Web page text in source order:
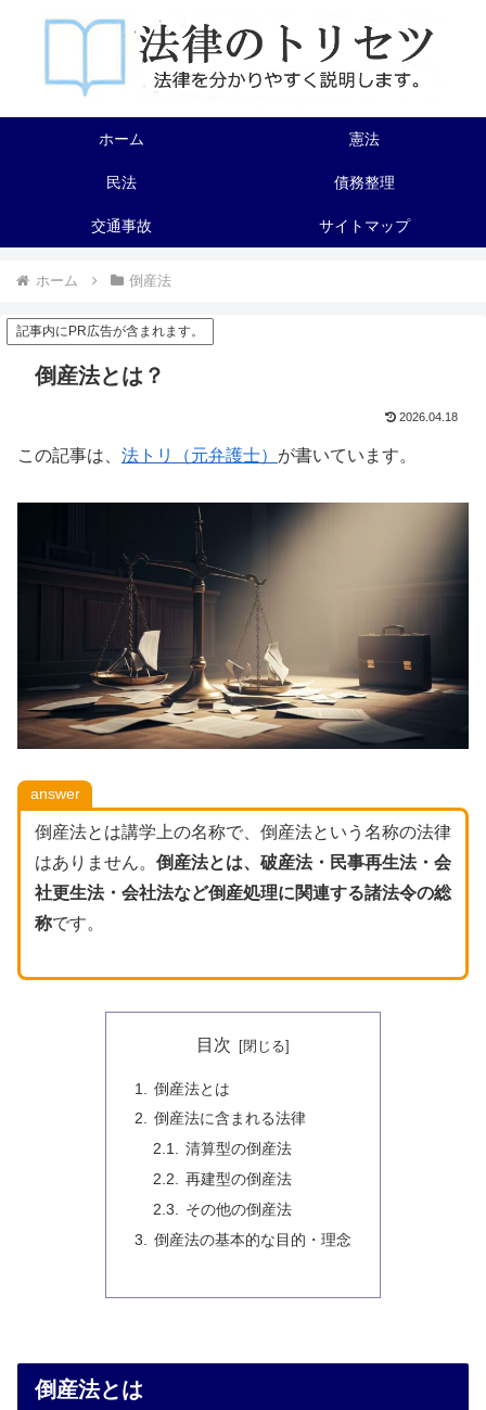
ホーム 憲法
民法 債務整理
交通事故 サイトマップ
ホーム 倒産法
記事内にPR広告が含まれます。
倒産法とは？
2026.04.18
この記事は、 法トリ（元弁護士） が書いています。
answer
倒産法とは講学上の名称で、倒産法という名称の法律
はありません。 倒産法とは、破産法・民事再生法・会
社更生法・会社法など倒産処理に関連する諸法令の総
称です。
目次
倒産法とは
倒産法に含まれる法律
清算型の倒産法
再建型の倒産法
その他の倒産法
倒産法の基本的な目的・理念
倒産法とは